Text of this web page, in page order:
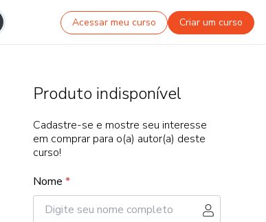
Acessar meu curso Criar um curso
Produto indisponível
Cadastre-se e mostre seu interesse
em comprar para o(a) autor(a) deste
curso!
Nome *